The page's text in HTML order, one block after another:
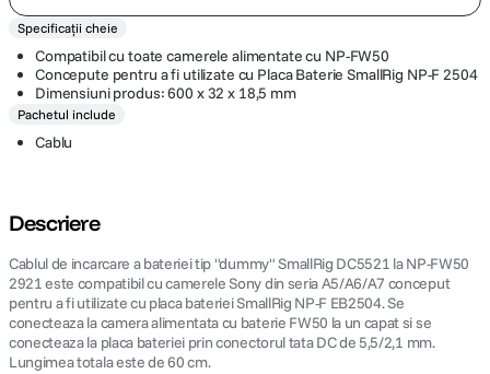
Specificații cheie
Compatibil cu toate camerele alimentate cu NP-FW50
Concepute pentru a fi utilizate cu Placa Baterie SmallRig NP-F 2504
Dimensiuni produs: 600 x 32 x 18,5 mm
Pachetul include
Cablu
Descriere
Cablul de incarcare a bateriei tip "dummy" SmallRig DC5521 la NP-FW50
2921 este compatibil cu camerele Sony din seria A5/A6/A7 conceput
pentru a fi utilizate cu placa bateriei SmallRig NP-F EB2504. Se
conecteaza la camera alimentata cu baterie FW50 la un capat si se
conecteaza la placa bateriei prin conectorul tata DC de 5,5/2,1 mm.
Lungimea totala este de 60 cm.